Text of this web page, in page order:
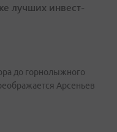
лучших инвест-
до горнолыжного
Арсеньев